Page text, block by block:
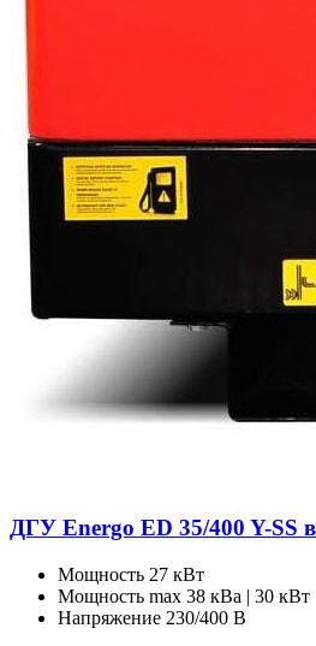
ДГУ Energo ED 35/400 Y-SS
Мощность 27 кВт
Мощность max 38 кВа | 30 кВт
Напряжение 230/400 В